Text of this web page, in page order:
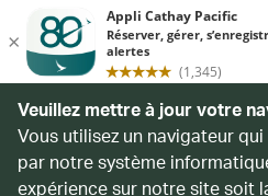
Veuillez mettre à jour votre
Vous utilisez un navigateur
par notre système
expérience sur notre site soit